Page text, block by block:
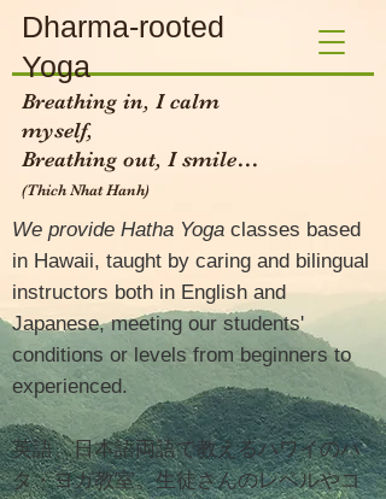
Dharma-rooted
Yoga
Breathing in, I calm
myself,
Breathing out, I smile…
(Thich Nhat Hanh)​
We provide Hatha Yoga classes based
in Hawaii, taught by caring and bilingual
instructors both in English and
Japanese, meeting our students'
conditions or levels from beginners to
experienced.
英語、日本語両語で教えるハワイのハ
タ・ヨガ教室。生徒さんのレベルやコ